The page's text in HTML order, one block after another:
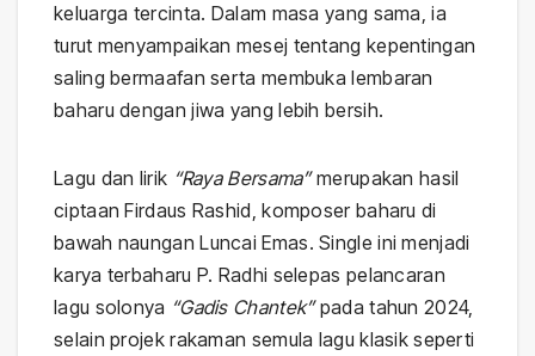
keluarga tercinta. Dalam masa yang sama, ia
turut menyampaikan mesej tentang kepentingan
saling bermaafan serta membuka lembaran
baharu dengan jiwa yang lebih bersih.
Lagu dan lirik “Raya Bersama”merupakan hasil
ciptaan Firdaus Rashid, komposer baharu di
bawah naungan Luncai Emas. Single ini menjadi
karya terbaharu P. Radhi selepas pelancaran
lagu solonya “Gadis Chantek”pada tahun 2024,
selain projek rakaman semula lagu klasik seperti